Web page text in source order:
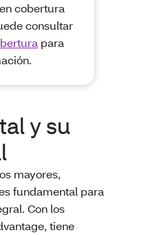
cobertura
consultar
para
y su
mayores,
fundamental para
Con los
tiene